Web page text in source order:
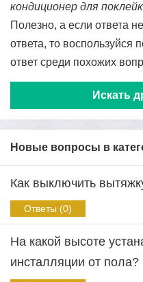
кондиционер для
Полезно, а если ответа
ответа, то воспользуйся
ответ среди похожих
Искать
Новые вопросы в
Как выключить
Ответы (0)
На какой высоте
инсталляции от пола?